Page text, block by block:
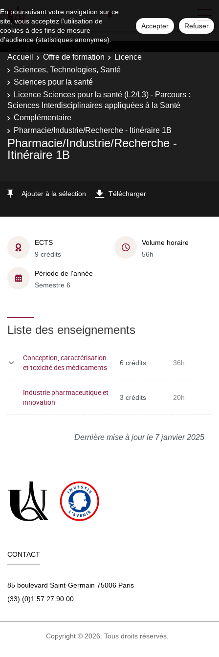
En poursuivant votre navigation sur ce
site, vous acceptez l'utilisation de
cookies à des fins de mesure
d'audience (statistiques anonymes).
Accepter Refuser
Accueil Offre de formation
Licence
Sciences, Technologies, Santé
Sciences pour la santé
Licence Sciences pour la santé (L2/L3) - Parcours :
Sciences Interdisciplinaires appliquées à la Santé
Complémentaire
Pharmacie/Industrie/Recherche - Itinéraire 1B
Pharmacie/Industrie/Recherche -
Itinéraire 1B
Ajouter à la sélection Télécharger
ECTS
9 crédits
Volume horaire
56h
Période de l'année
Semestre 6
Liste des enseignements
Conception, caractérisation
et toxicité des médicaments
6 crédits 36h
Industrie pharmaceutique et
innovation
3 crédits 20h
Dernière mise à jour le 7 janvier 2025
CONTACT
85 boulevard Saint-Germain 75006 Paris
(33) (0)1 57 27 90 00
Copyright © 2026. Tous droits réservés.